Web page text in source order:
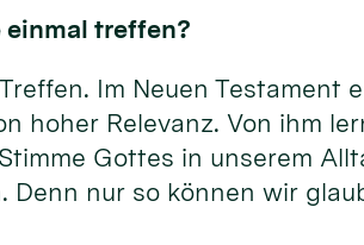
einmal treffen?
Im Neuen
hoher Relevanz. Von ihm
Gottes in unserem
Denn nur so können wir